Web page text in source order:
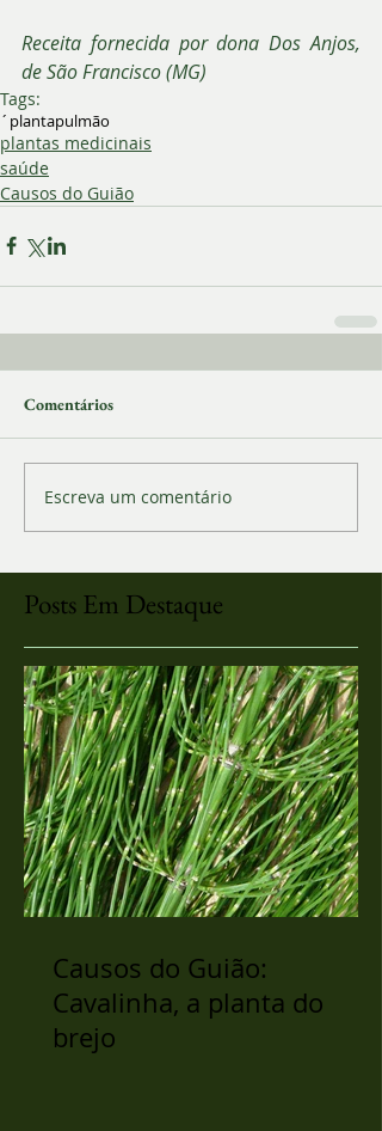
Receita fornecida por dona Dos Anjos,
de São Francisco (MG)
Tags:
´plantapulmão
plantas medicinais
saúde
Causos do Guião
Comentários
Escreva um comentário
Posts Em Destaque
Causos do Guião:
Cavalinha, a planta do
brejo